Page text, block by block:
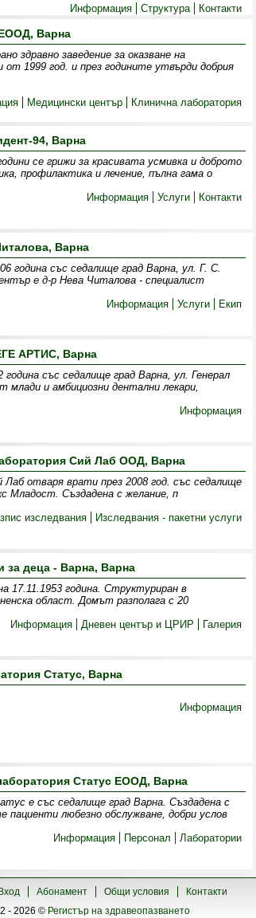
Информация
Структура Контакти
Варна
заведение за оказване на
1999 год. и през годините утвърди добрия
Медицински център Клинична лаборатория
94, Варна
се грижи за красивата усмивка и доброто
профилактика и лечение, пълна гама о
Информация
Услуги Контакти
Варна
със седалище град Варна, ул. Г. С.
е д-р Нева Читалова - специалист
Информация
Услуги Екип
АРТИС, Варна
със седалище град Варна, ул. Генерал
и амбициозни дентални лекари,
Информация
Сий Лаб ООД, Варна
отваря врати през 2008 год. със седалище
Младост. Създадена с желание, п
изследвания Изследвания - пакетни услуги
за деца - Варна, Варна
17.11.1953 година. Структуриран в
област. Домът разполага с 20
Информация
Дневен център и ЦРИР Галерия
Статус, Варна
Информация
Статус ЕООД, Варна
е със седалище град Варна. Създадена с
пациенти любезно обслужване, добри услов
Информация
Персонал Лаборатории
Вход Абонамент Общи условия
Контакти
- 2026 © Регистър на здравеопазването